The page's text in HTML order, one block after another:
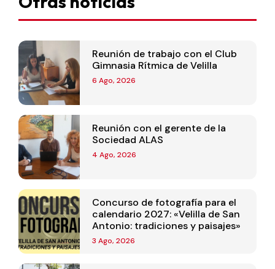
Reunión de trabajo con el Club
Gimnasia Rítmica de Velilla
6 Ago, 2026
Reunión con el gerente de la
Sociedad ALAS
4 Ago, 2026
Concurso de fotografía para el
calendario 2027: «Velilla de San
Antonio: tradiciones y paisajes»
3 Ago, 2026